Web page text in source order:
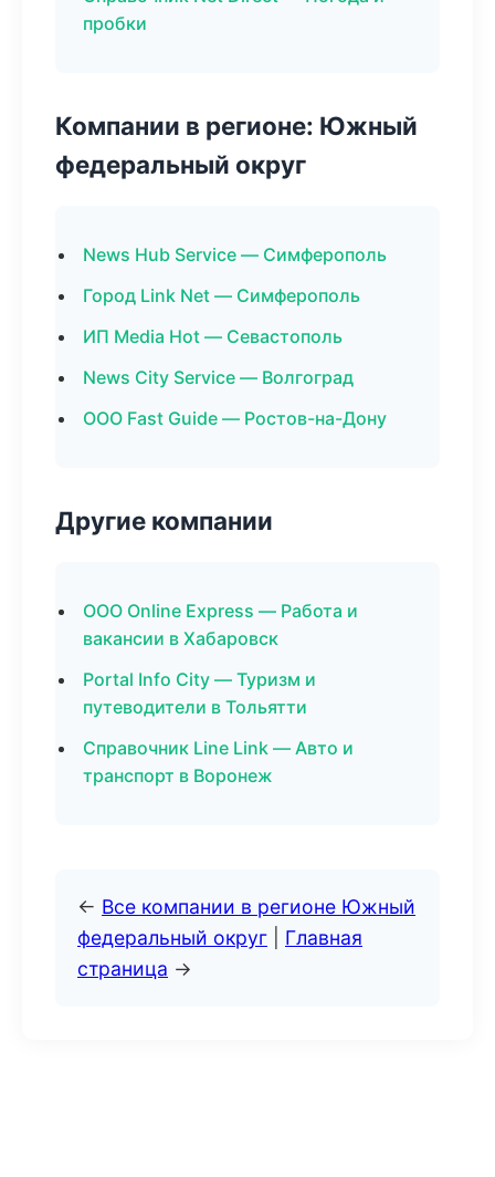
пробки
Компании в регионе: Южный
федеральный округ
News Hub Service — Симферополь
Город Link Net — Симферополь
ИП Media Hot — Севастополь
News City Service — Волгоград
ООО Fast Guide — Ростов-на-Дону
Другие компании
ООО Online Express — Работа и
вакансии в Хабаровск
Portal Info City — Туризм и
путеводители в Тольятти
Справочник Line Link — Авто и
транспорт в Воронеж
← Все компании в регионе Южный
федеральный округ
Главная
страница →